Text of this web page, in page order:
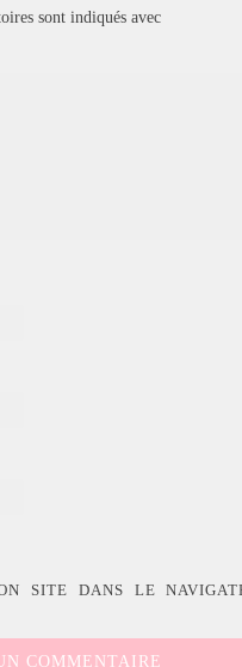
sont indiqués avec
SITE DANS LE